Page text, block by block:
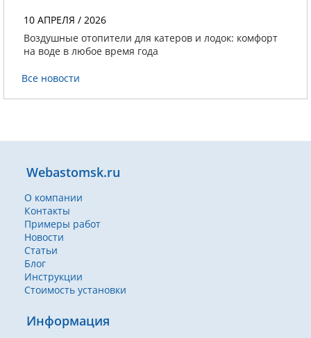
10 АПРЕЛЯ / 2026
Воздушные отопители для катеров и лодок: комфорт
на воде в любое время года
Все новости
Webastomsk.ru
О компании
Контакты
Примеры работ
Новости
Статьи
Блог
Инструкции
Стоимость установки
Информация